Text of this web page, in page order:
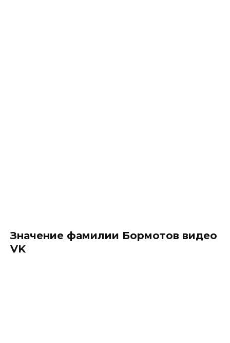
Значение фамилии Бормотов видео
VK